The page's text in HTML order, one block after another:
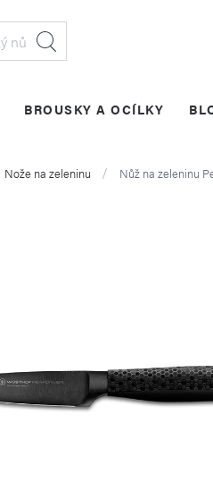
BROUSKY A OCÍLKY
Nože na zeleninu Nůž na zeleninu